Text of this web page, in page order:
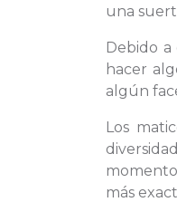
una
Debido
hacer
algún
Los
más